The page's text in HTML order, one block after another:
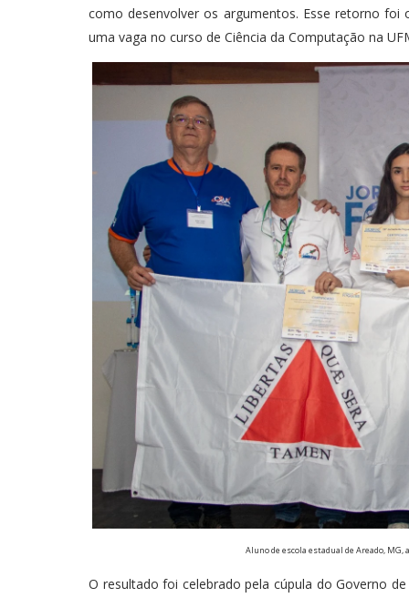
como desenvolver os argumentos. Esse retorno
uma vaga no curso de Ciência da Computação na
Aluno de escola estadual de Areado,
O resultado foi celebrado pela cúpula do Governo